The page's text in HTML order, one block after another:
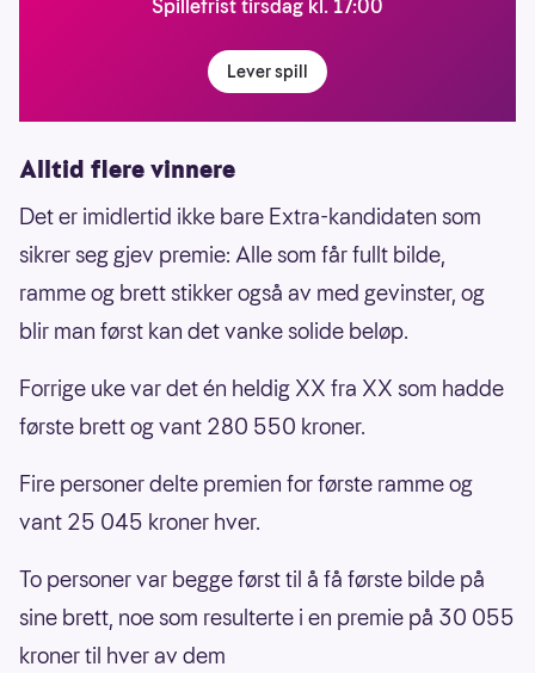
Spillefrist tirsdag kl. 17:00
Lever spill
Alltid flere vinnere
Det er imidlertid ikke bare Extra-kandidaten som
sikrer seg gjev premie: Alle som får fullt bilde,
ramme og brett stikker også av med gevinster, og
blir man først kan det vanke solide beløp.
Forrige uke var det én heldig XX fra XX som hadde
første brett og vant 280 550 kroner.
Fire personer delte premien for første ramme og
vant 25 045 kroner hver.
To personer var begge først til å få første bilde på
sine brett, noe som resulterte i en premie på 30 055
kroner til hver av dem